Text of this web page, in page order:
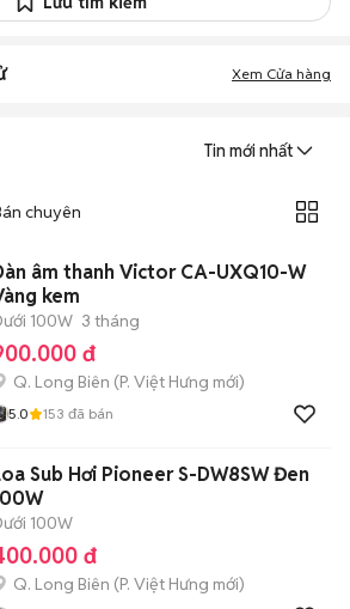
Xem Cửa hàng
Tin mới nhất
chuyên
âm thanh Victor CA-UXQ10-W
kem
100W 3 tháng
đ
Q. Long Biên (P. Việt Hưng mới)
5.0 153 đã bán
Sub Hơi Pioneer S-DW8SW Đen
100W
đ
Q. Long Biên (P. Việt Hưng mới)